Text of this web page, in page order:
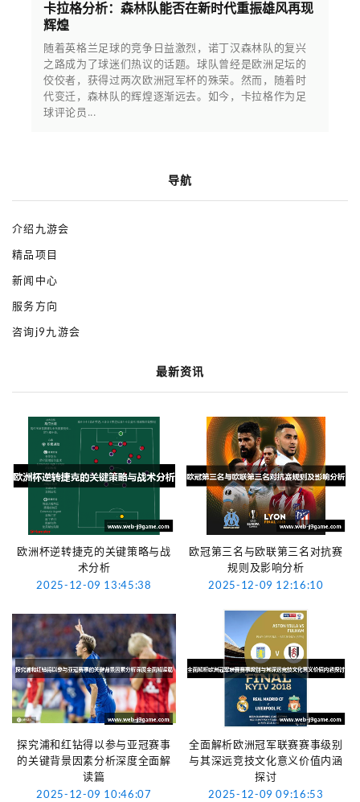
卡拉格分析：森林队能否在新时代重振雄风再现
辉煌
随着英格兰足球的竞争日益激烈，诺丁汉森林队的复兴
之路成为了球迷们热议的话题。球队曾经是欧洲足坛的
佼佼者，获得过两次欧洲冠军杯的殊荣。然而，随着时
代变迁，森林队的辉煌逐渐远去。如今，卡拉格作为足
球评论员...
导航
介绍九游会
精品项目
新闻中心
服务方向
咨询j9九游会
最新资讯
欧洲杯逆转捷克的关键策略与战
术分析
2025-12-09 13:45:38
欧冠第三名与欧联第三名对抗赛
规则及影响分析
2025-12-09 12:16:10
探究浦和红钻得以参与亚冠赛事
的关键背景因素分析深度全面解
读篇
2025-12-09 10:46:07
全面解析欧洲冠军联赛赛事级别
与其深远竞技文化意义价值内涵
探讨
2025-12-09 09:16:53